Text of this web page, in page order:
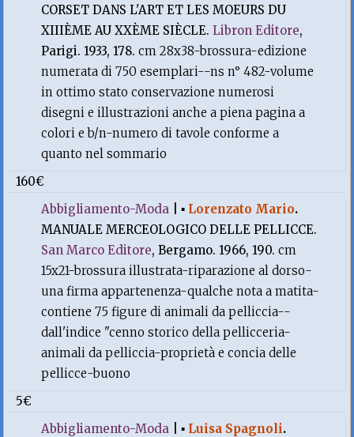
CORSET DANS L'ART ET LES MOEURS DU
XIIIÈME AU XXÈME SIÈCLE.Libron Editore,
Parigi. 1933, 178.cm 28x38-brossura-edizione
numerata di 750 esemplari--ns n° 482-volume
in ottimo stato conservazione numerosi
disegni e illustrazioni anche a piena pagina a
colori e b/n-numero di tavole conforme a
quanto nel sommario
160€
Abbigliamento-Moda |▪ Lorenzato Mario.
MANUALE MERCEOLOGICO DELLE PELLICCE.
San Marco Editore, Bergamo. 1966, 190.cm
15x21-brossura illustrata-riparazione al dorso-
una firma appartenenza-qualche nota a matita-
contiene 75 figure di animali da pelliccia--
dall'indice "cenno storico della pellicceria-
animali da pelliccia-proprietà e concia delle
pellicce-buono
5€
Abbigliamento-Moda |▪ Luisa Spagnoli.